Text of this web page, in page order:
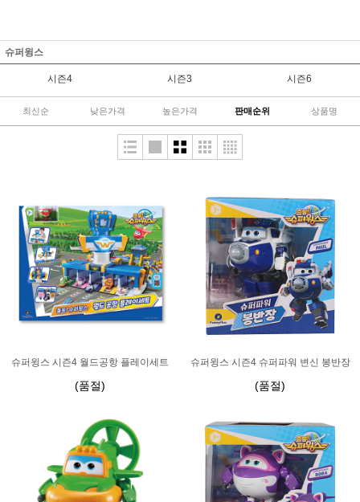
슈퍼윙스
시즌4 시즌3 시즌6
최신순 낮은가격 높은가격 판매순위 상품명
슈퍼윙스 시즌4 월드공항 플레이세트
(품절)
슈퍼윙스 시즌4 슈퍼파워 변신 봉반장
(품절)